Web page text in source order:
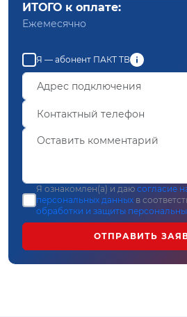
ИТОГО к оплате:
Ежемесячно
Я — абонент ПАКТ ТВ
Я ознакомлен(а) и даю согласие
персональных данных в
обработки и защиты
ОТПРАВИТЬ